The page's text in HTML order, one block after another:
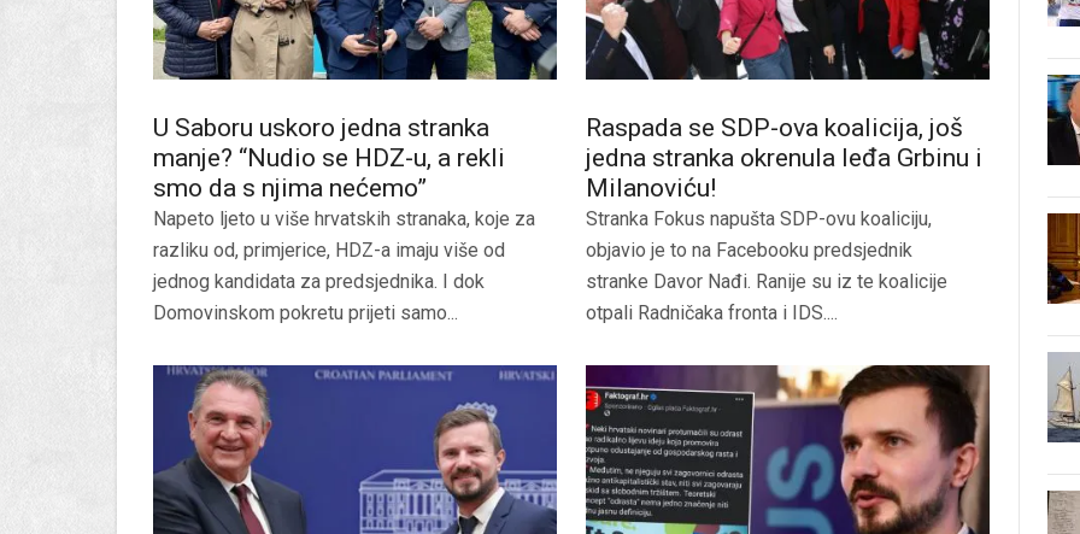
U Saboru uskoro jedna stranka
manje? “Nudio se HDZ-u, a rekli
smo da s njima nećemo”
Napeto ljeto u više hrvatskih stranaka, koje za
razliku od, primjerice, HDZ-a imaju više od
jednog kandidata za predsjednika. I dok
Domovinskom pokretu prijeti samo...
Raspada se SDP-ova koalicija, još
jedna stranka okrenula leđa Grbinu i
Milanoviću!
Stranka Fokus napušta SDP-ovu koaliciju,
objavio je to na Facebooku predsjednik
stranke Davor Nađi. Ranije su iz te koalicije
otpali Radničaka fronta i IDS....